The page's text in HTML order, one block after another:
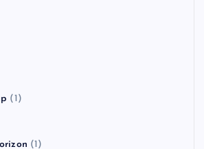
(1)
(1)